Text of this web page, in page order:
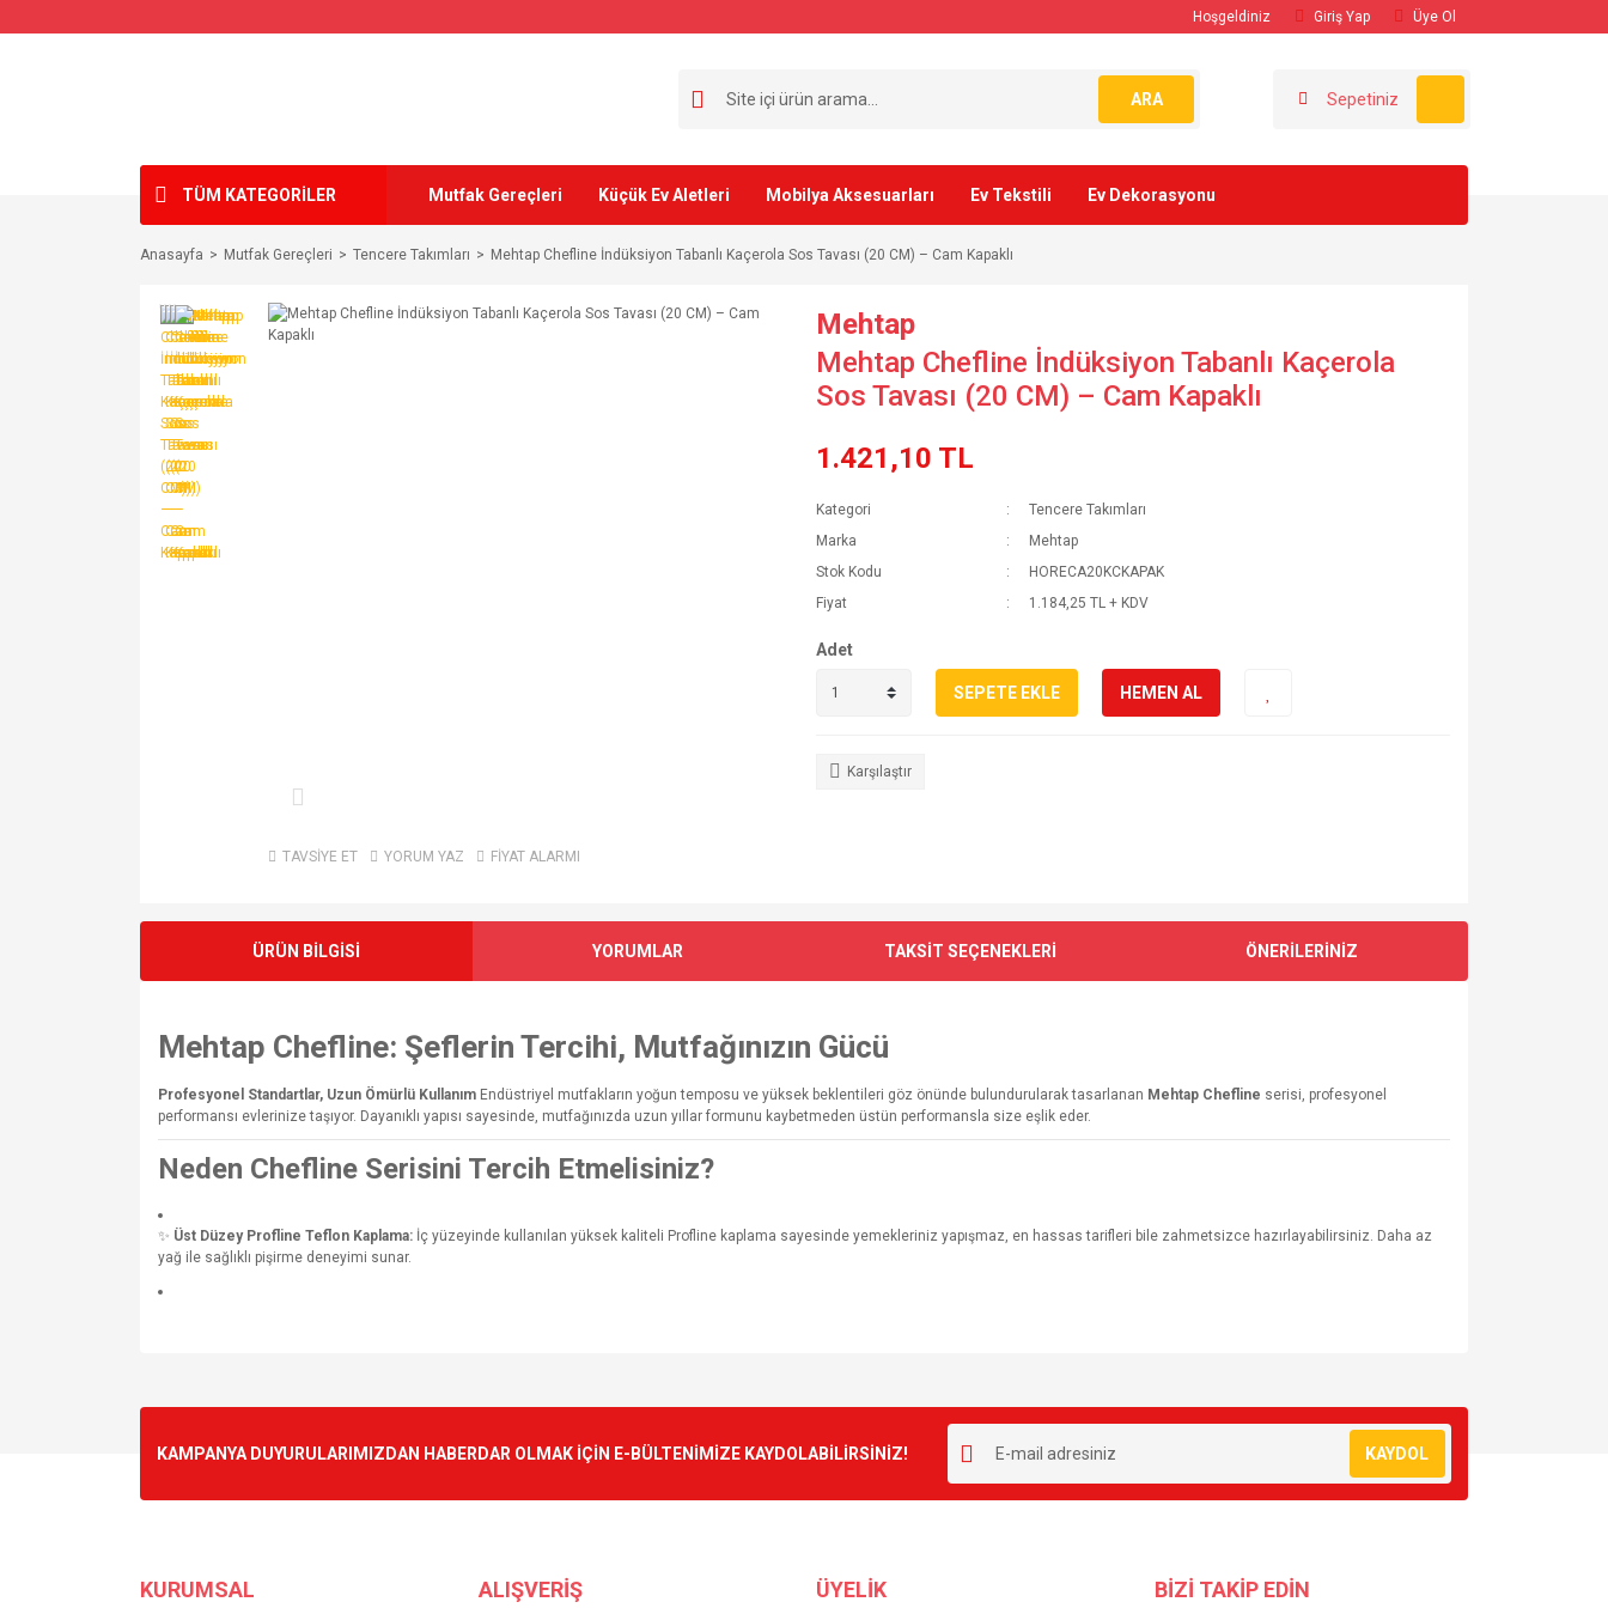
Hoşgeldiniz Giriş Yap Üye Ol
ARA Sepetiniz
TÜM KATEGORİLER Mutfak Gereçleri Küçük Ev Aletleri Mobilya Aksesuarları Ev Tekstili Ev Dekorasyonu
Anasayfa Mutfak Gereçleri Tencere Takımları Mehtap Chefline İndüksiyon Tabanlı Kaçerola Sos Tavası (20 CM) – Cam Kapaklı
TAVSİYE ET YORUM YAZ FİYAT ALARMI
Mehtap
Mehtap Chefline İndüksiyon Tabanlı Kaçerola
Sos Tavası (20 CM) – Cam Kapaklı
1.421,10 TL
Kategori
Tencere Takımları
Marka
Mehtap
Stok Kodu
HORECA20KCKAPAK
Fiyat
1.184,25 TL + KDV
Adet
SEPETE EKLE HEMEN AL
Karşılaştır
ÜRÜN BİLGİSİ YORUMLAR TAKSİT SEÇENEKLERİ ÖNERİLERİNİZ
Mehtap Chefline: Şeflerin Tercihi, Mutfağınızın Gücü
Profesyonel Standartlar, Uzun Ömürlü Kullanım Endüstriyel mutfakların yoğun temposu ve yüksek beklentileri göz önünde bulundurularak tasarlanan Mehtap Chefline serisi, profesyonel
performansı evlerinize taşıyor. Dayanıklı yapısı sayesinde, mutfağınızda uzun yıllar formunu kaybetmeden üstün performansla size eşlik eder.
Neden Chefline Serisini Tercih Etmelisiniz?
✨ Üst Düzey Profline Teflon Kaplama: İç yüzeyinde kullanılan yüksek kaliteli Profline kaplama sayesinde yemekleriniz yapışmaz, en hassas tarifleri bile zahmetsizce hazırlayabilirsiniz. Daha az
yağ ile sağlıklı pişirme deneyimi sunar.
Ürün resmi kalitesiz, bozuk veya görüntülenemiyor.
Bu ürüne benzer farklı alternatifler olmalı.
KAMPANYA DUYURULARIMIZDAN HABERDAR OLMAK İÇİN E-BÜLTENİMİZE KAYDOLABİLİRSİNİZ! KAYDOL
KURUMSAL ALIŞVERİŞ ÜYELİK BİZİ TAKİP EDİN